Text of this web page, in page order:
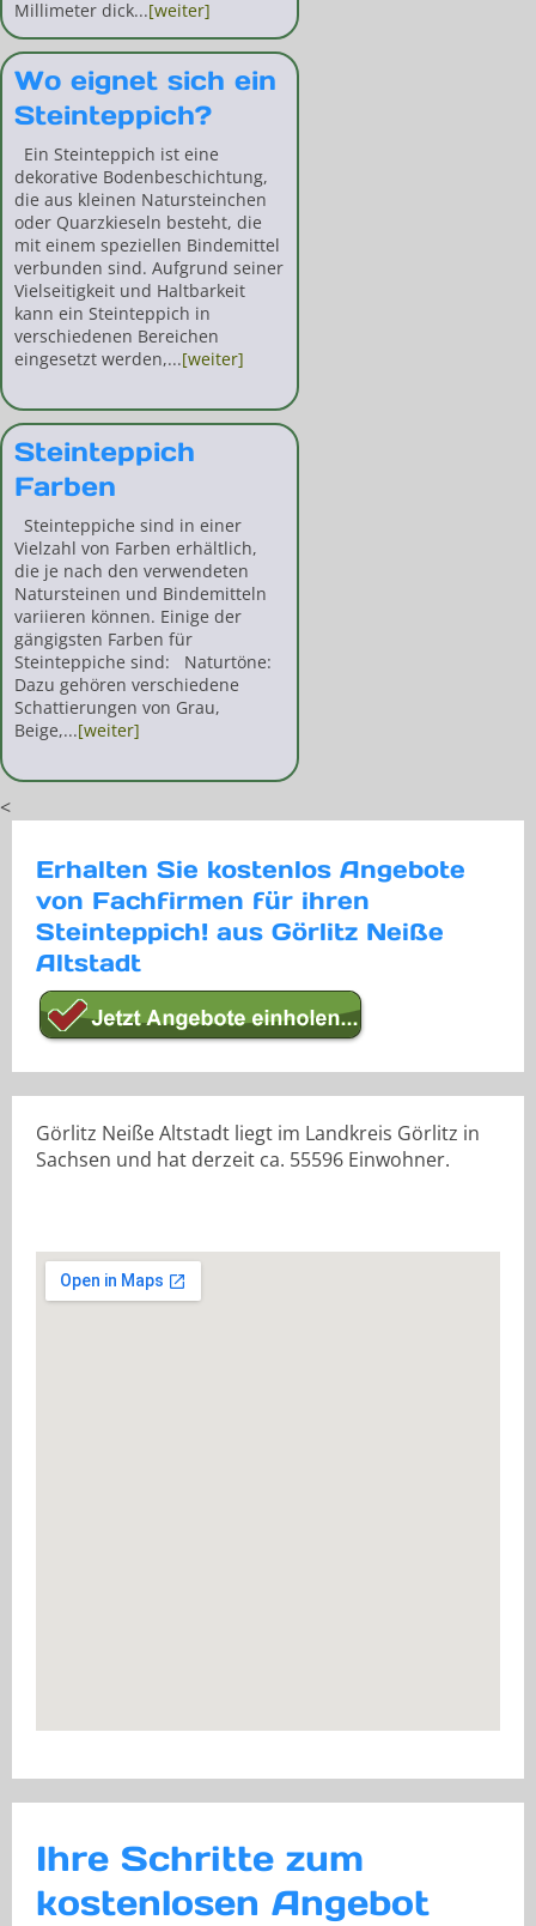
Millimeter dick...[weiter]
Wo eignet sich ein
Steinteppich?
Ein Steinteppich ist eine
dekorative Bodenbeschichtung,
die aus kleinen Natursteinchen
oder Quarzkieseln besteht, die
mit einem speziellen Bindemittel
verbunden sind. Aufgrund seiner
Vielseitigkeit und Haltbarkeit
kann ein Steinteppich in
verschiedenen Bereichen
eingesetzt werden,...[weiter]
Steinteppich
Farben
Steinteppiche sind in einer
Vielzahl von Farben erhältlich,
die je nach den verwendeten
Natursteinen und Bindemitteln
variieren können. Einige der
gängigsten Farben für
Steinteppiche sind: Naturtöne:
Dazu gehören verschiedene
Schattierungen von Grau,
Beige,...[weiter]
<
Erhalten Sie kostenlos Angebote
von Fachfirmen für ihren
Steinteppich! aus Görlitz Neiße
Altstadt
Görlitz Neiße Altstadt liegt im Landkreis Görlitz in
Sachsen und hat derzeit ca. 55596 Einwohner.
Ihre Schritte zum
kostenlosen Angebot